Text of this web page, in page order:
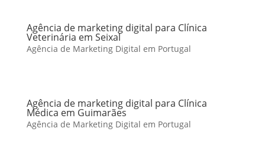
Agência de marketing digital para Clínica
Veterinária em Seixal
Agência de Marketing Digital em Portugal
Agência de marketing digital para Clínica
Médica em Guimarães
Agência de Marketing Digital em Portugal